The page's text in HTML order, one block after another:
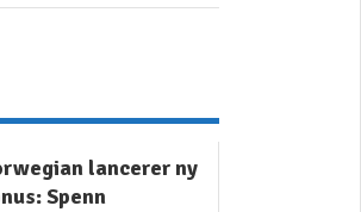
lancerer ny
Spenn